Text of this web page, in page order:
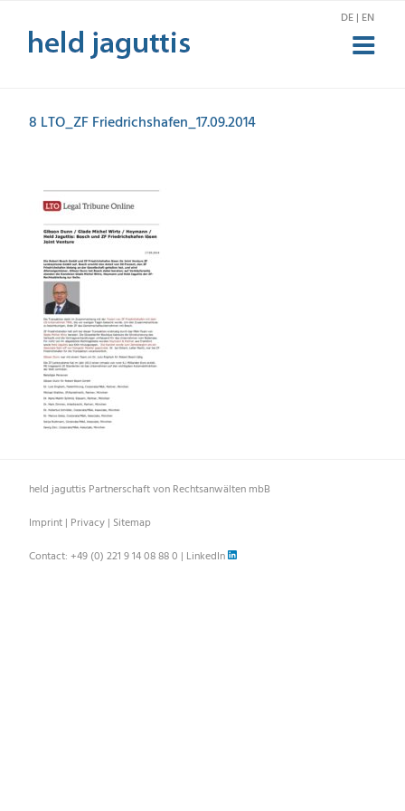
content
DE | EN
8 LTO_ZF Friedrichshafen_17.09.2014
held jaguttis Partnerschaft von Rechtsanwälten mbB
Imprint | Privacy | Sitemap
Contact: +49 (0) 221 9 14 08 88 0 | LinkedIn